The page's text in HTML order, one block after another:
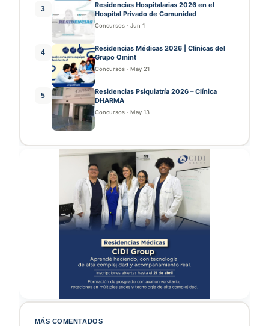
3
Residencias Hospitalarias 2026 en el
Hospital Privado de Comunidad
Concursos · Jun 1
4
Residencias Médicas 2026 | Clínicas del
Grupo Omint
Concursos · May 21
5
Residencias Psiquiatría 2026 – Clínica
DHARMA
Concursos · May 13
MÁS COMENTADOS